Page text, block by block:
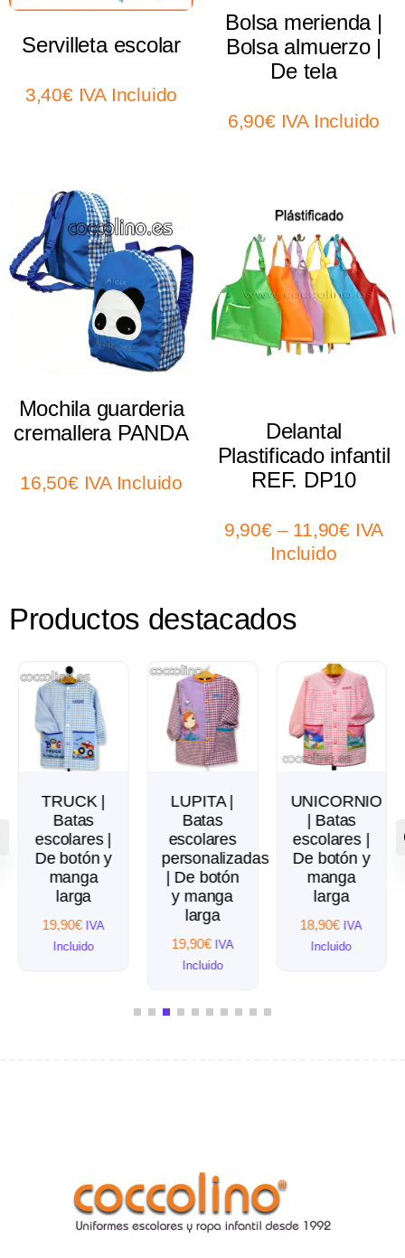
Servilleta escolar
3,40€ IVA Incluido
Bolsa merienda |
Bolsa almuerzo |
De tela
6,90€ IVA Incluido
Select options
Mochila guarderia
cremallera PANDA
16,50€ IVA Incluido
Select options
Delantal
Plastificado infantil
REF. DP10
9,90€ – 11,90€ IVA
Incluido
Productos destacados
TRUCK |
Batas
escolares |
De botón y
manga
larga
19,90€ IVA
Incluido
LUPITA |
Batas
escolares
personalizadas
| De botón
y manga
larga
19,90€ IVA
Incluido
UNICORNIO
| Batas
escolares |
De botón y
manga
larga
18,90€ IVA
Incluido